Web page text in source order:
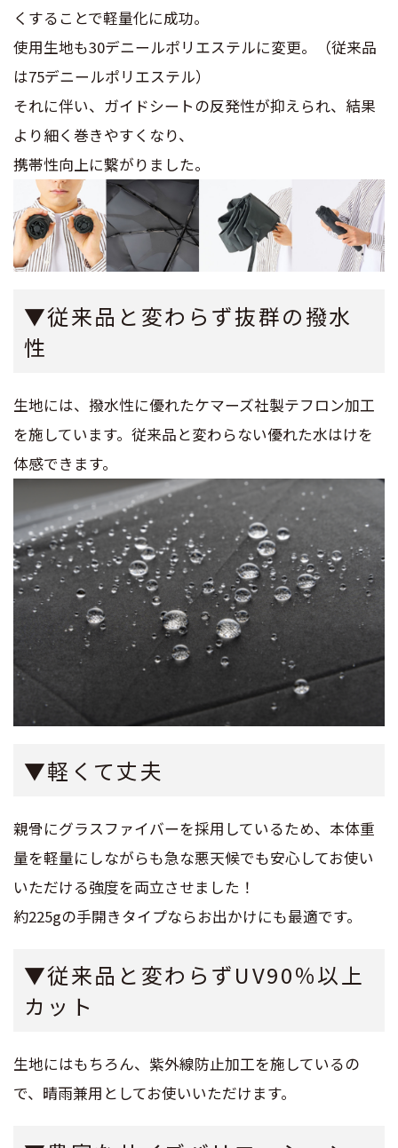
くすることで軽量化に成功。
使用生地も30デニールポリエステルに変更。（従来品
は75デニールポリエステル）
それに伴い、ガイドシートの反発性が抑えられ、結果
より細く巻きやすくなり、
携帯性向上に繋がりました。
▼従来品と変わらず抜群の撥水
性
生地には、撥水性に優れたケマーズ社製テフロン加工
を施しています。従来品と変わらない優れた水はけを
体感できます。
▼軽くて丈夫
親骨にグラスファイバーを採用しているため、本体重
量を軽量にしながらも急な悪天候でも安心してお使い
いただける強度を両立させました！
約225gの手開きタイプならお出かけにも最適です。
▼従来品と変わらずUV90％以上
カット
生地にはもちろん、紫外線防止加工を施しているの
で、晴雨兼用としてお使いいただけます。